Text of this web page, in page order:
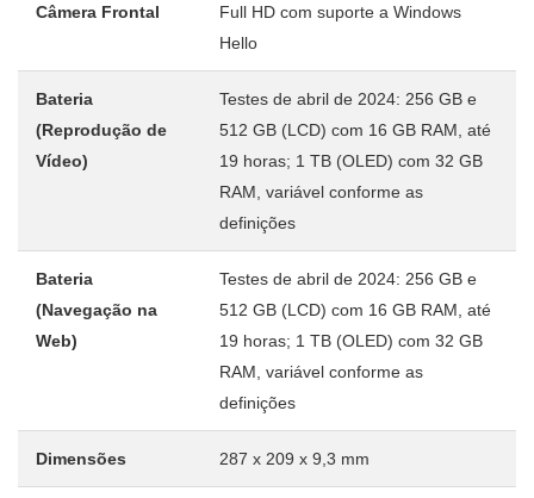
Câmera Frontal
Full HD com suporte a Windows
Hello
Bateria
(Reprodução de
Vídeo)
Testes de abril de 2024: 256 GB e
512 GB (LCD) com 16 GB RAM, até
19 horas; 1 TB (OLED) com 32 GB
RAM, variável conforme as
definições
Bateria
(Navegação na
Web)
Testes de abril de 2024: 256 GB e
512 GB (LCD) com 16 GB RAM, até
19 horas; 1 TB (OLED) com 32 GB
RAM, variável conforme as
definições
Dimensões 287 x 209 x 9,3 mm